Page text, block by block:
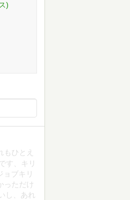
)
ひとえ
す、キリ
ブキリ
っただけ
し、あれ